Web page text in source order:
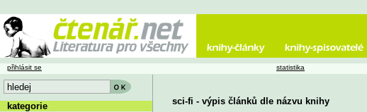
sci-fi - výpis článků dle názvu knihy
přihlásit se statistika
kategorie